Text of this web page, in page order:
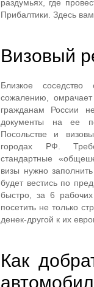
раздумьях, где
Прибалтики. Здесь
Визовый
Близкое
сожалению,
гражданам России
документы на ее
Посольстве и
городах РФ.
стандартные
визы нужно
будет вестись по
быстро, за 6
посетить не только
денек-другой к их
Как